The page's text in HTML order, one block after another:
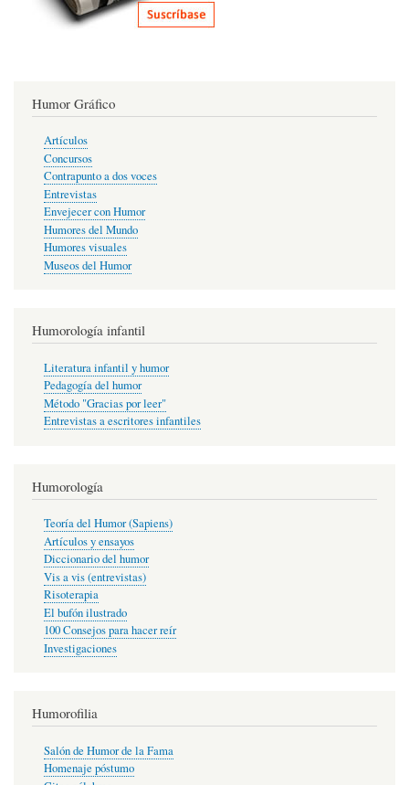
Humor Gráfico
Artículos
Concursos
Contrapunto a dos voces
Entrevistas
Envejecer con Humor
Humores del Mundo
Humores visuales
Museos del Humor
Humorología infantil
Literatura infantil y humor
Pedagogía del humor
Método "Gracias por leer"
Entrevistas a escritores infantiles
Humorología
Teoría del Humor (Sapiens)
Artículos y ensayos
Diccionario del humor
Vis a vis (entrevistas)
Risoterapia
El bufón ilustrado
100 Consejos para hacer reír
Investigaciones
Humorofilia
Salón de Humor de la Fama
Homenaje póstumo